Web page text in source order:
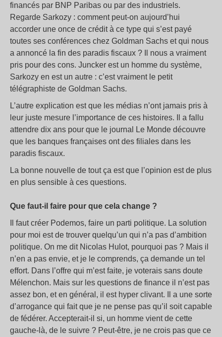
financés par BNP Paribas ou par des industriels.
Regarde Sarkozy : comment peut-on aujourd’hui
accorder une once de crédit à ce type qui s’est payé
toutes ses conférences chez Goldman Sachs et qui nous
a annoncé la fin des paradis fiscaux ? Il nous a vraiment
pris pour des cons. Juncker est un homme du système,
Sarkozy en est un autre : c’est vraiment le petit
télégraphiste de Goldman Sachs.
L’autre explication est que les médias n’ont jamais pris à
leur juste mesure l’importance de ces histoires. Il a fallu
attendre dix ans pour que le journal Le Monde découvre
que les banques françaises ont des filiales dans les
paradis fiscaux.
La bonne nouvelle de tout ça est que l’opinion est de plus
en plus sensible à ces questions.
Que faut-il faire pour que cela change ?
Il faut créer Podemos, faire un parti politique. La solution
pour moi est de trouver quelqu’un qui n’a pas d’ambition
politique. On me dit Nicolas Hulot, pourquoi pas ? Mais il
n’en a pas envie, et je le comprends, ça demande un tel
effort. Dans l’offre qui m’est faite, je voterais sans doute
Mélenchon. Mais sur les questions de finance il n’est pas
assez bon, et en général, il est hyper clivant. Il a une sorte
d’arrogance qui fait que je ne pense pas qu’il soit capable
de fédérer. Accepterait-il si, un homme vient de cette
gauche-là, de le suivre ? Peut-être, je ne crois pas que ce